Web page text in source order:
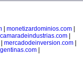
| monetizardominios.com|
camaradeindustrias.com
mercadodeinversion.com|
|